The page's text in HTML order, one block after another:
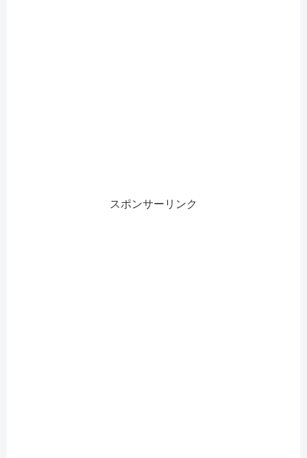
スポンサーリンク